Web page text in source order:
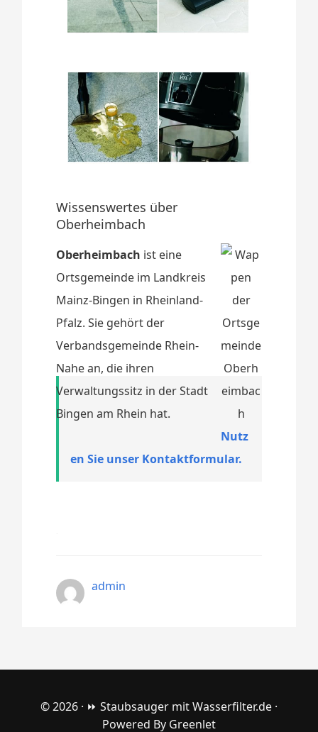
Wissenswertes über
Oberheimbach
Oberheimbach ist eine
Ortsgemeinde im Landkreis
Mainz-Bingen in Rheinland-
Pfalz. Sie gehört der
Verbandsgemeinde Rhein-
Nahe an, die ihren
Verwaltungssitz in der Stadt
Bingen am Rhein hat.
Nutz
en Sie unser Kontaktformular.
admin
© 2026 · ⏩ Staubsauger mit Wasserfilter.de ·
Powered By Greenlet